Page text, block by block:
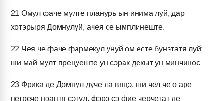
21 Омул фаче мулте планурь ын инима луй, дар
хотэрыря Домнулуй, ачея се ымплинеште.
22 Чея че фаче фармекул унуй ом есте бунэтатя луй;
ши май мулт прецуеште ун сэрак декыт ун минчинос.
23 Фрика де Домнул дуче ла вяцэ, ши чел че о аре
петрече ноаптя сэтул, фэрэ сэ фие черчетат де